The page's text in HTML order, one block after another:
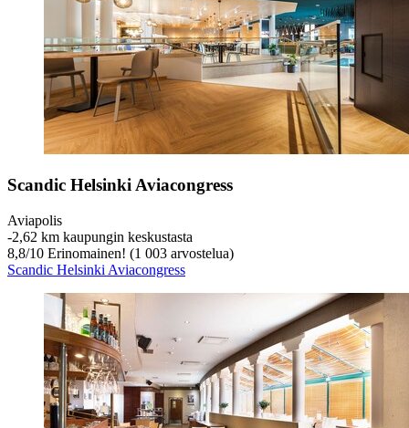
Scandic Helsinki Aviacongress
Aviapolis
‐2,62 km kaupungin keskustasta
8,8/10 Erinomainen! (1 003 arvostelua)
Scandic Helsinki Aviacongress